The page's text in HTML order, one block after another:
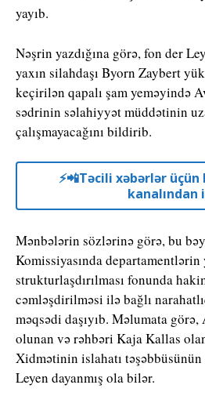
yayıb.
Nəşrin yazdığına görə, fon der
yaxın silahdaşı Byorn Zaybert
keçirilən qapalı şam yeməyində
sədrinin səlahiyyət müddətinin
çalışmayacağını bildirib.
⚡️📲Təcili xəbərlər
kanalından
Mənbələrin sözlərinə görə, bu
Komissiyasında departamentlərin
strukturlaşdırılması fonunda
cəmləşdirilməsi ilə bağlı
məqsədi daşıyıb. Məlumata
olunan və rəhbəri Kaja Kallas
Xidmətinin islahatı təşəbbüsünün
Leyen dayanmış ola bilər.